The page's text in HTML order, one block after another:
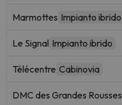
Marmottes Impianto ibrido
Le Signal Impianto ibrido
Télécentre Cabinovia
DMC des Grandes Rousses